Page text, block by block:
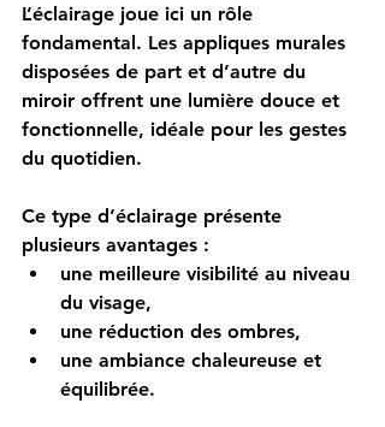
L’éclairage joue ici un rôle
fondamental. Les appliques murales
disposées de part et d’autre du
miroir offrent une lumière douce et
fonctionnelle, idéale pour les gestes
du quotidien.
Ce type d’éclairage présente
plusieurs avantages :
une meilleure visibilité au niveau
du visage,
une réduction des ombres,
une ambiance chaleureuse et
équilibrée.